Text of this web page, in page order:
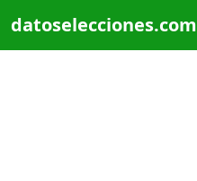
datoselecciones.com